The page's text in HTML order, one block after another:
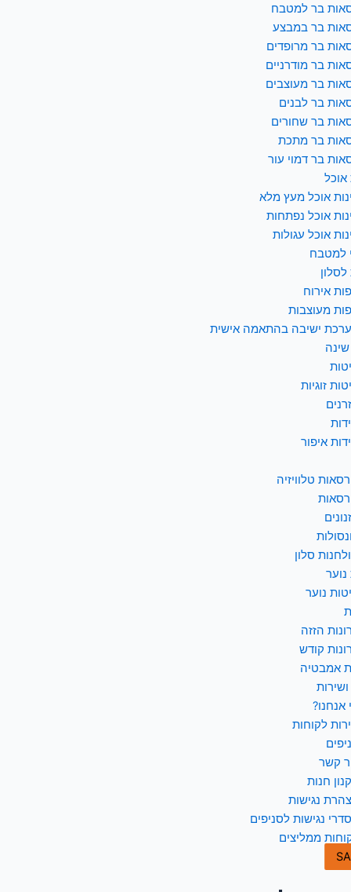
בר למטבח
בר במבצע
בר מרופדים
בר מודרניים
בר מעוצבים
בר לבנים
בר שחורים
בר מתכת
בר דמוי עור
אוכל
אוכל מעץ מלא
אוכל נפתחות
אוכל עגולות
למטבח
אירוח
מעוצבות
ישיבה בהתאמה אישית
זוגיות
איפור
טלוויזיה
סלון
נוער
הזזה
קודש
אמבטיה
אנחנו?
לקוחות
קשר
חנות
נגישות
נגישות לסניפים
ממליצים